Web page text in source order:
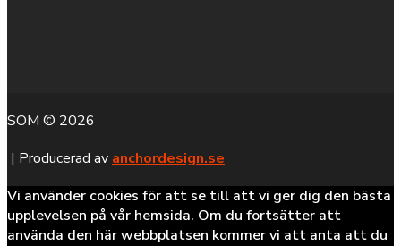
SOM © 2026
| Producerad av anchordesign.se
Vi använder cookies för att se till att vi ger dig den bästa
upplevelsen på vår hemsida. Om du fortsätter att
använda den här webbplatsen kommer vi att anta att du